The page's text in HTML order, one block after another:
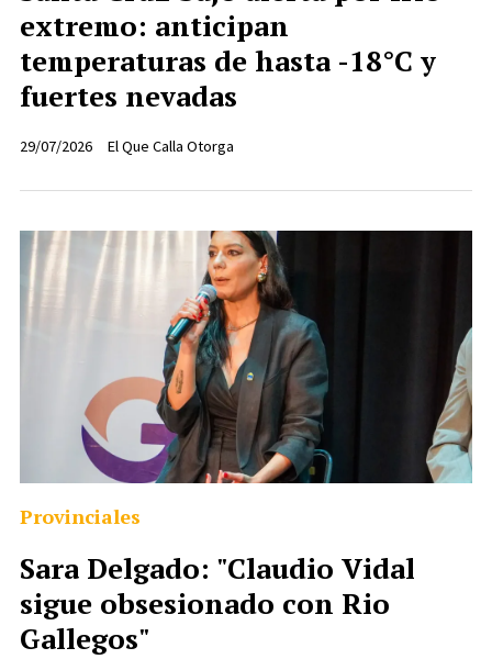
extremo: anticipan
temperaturas de hasta -18°C y
fuertes nevadas
El Que Calla Otorga
29/07/2026
Sara Delgado: "Claudio Vidal
sigue obsesionado con Rio
Gallegos"
Provinciales